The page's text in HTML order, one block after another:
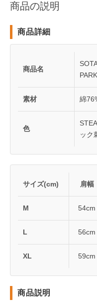
商品の説明
商品詳細
商品名
素材 綿
色
ック
サイズ(cm) 肩幅
M 54cm
L 56cm
XL 59cm
商品説明